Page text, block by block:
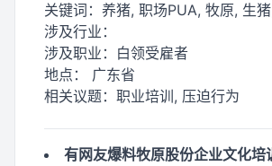
关键词： 养猪, 职场PUA, 牧原, 生
涉及行业：
涉及职业： 白领受雇者
地点： 广东省
相关议题： 职业培训, 压迫行为
有网友爆料牧原股份企业文化培